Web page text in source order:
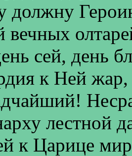
должну
вечных
сей, день
к Ней жар,
лестной
к Царице